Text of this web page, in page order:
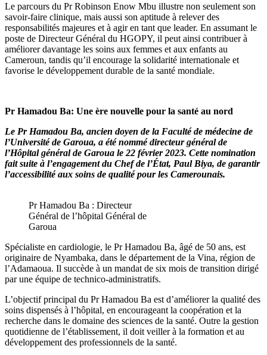
Le parcours du Pr Robinson Enow Mbu illustre non seulement son
savoir-faire clinique, mais aussi son aptitude à relever des
responsabilités majeures et à agir en tant que leader. En assumant le
poste de Directeur Général du HGOPY, il peut ainsi contribuer à
améliorer davantage les soins aux femmes et aux enfants au
Cameroun, tandis qu’il encourage la solidarité internationale et
favorise le développement durable de la santé mondiale.
Pr Hamadou Ba: Une ère nouvelle pour la santé au nord
Le Pr Hamadou Ba, ancien doyen de la Faculté de médecine de
l’Université de Garoua, a été nommé directeur général de
l’Hôpital général de Garoua le 22 février 2023. Cette nomination
fait suite à l’engagement du Chef de l’État, Paul Biya, de garantir
l’accessibilité aux soins de qualité pour les Camerounais.
Pr Hamadou Ba : Directeur
Général de l’hôpital Général de
Garoua
Spécialiste en cardiologie, le Pr Hamadou Ba, âgé de 50 ans, est
originaire de Nyambaka, dans le département de la Vina, région de
l’Adamaoua. Il succède à un mandat de six mois de transition dirigé
par une équipe de technico-administratifs.
L’objectif principal du Pr Hamadou Ba est d’améliorer la qualité des
soins dispensés à l’hôpital, en encourageant la coopération et la
recherche dans le domaine des sciences de la santé. Outre la gestion
quotidienne de l’établissement, il doit veiller à la formation et au
développement des professionnels de la santé.